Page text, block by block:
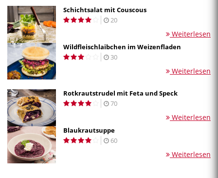
Schichtsalat mit Couscous
20
Weiterlesen
Wildfleischlaibchen im Weizenfladen
30
Weiterlesen
Rotkrautstrudel mit Feta und Speck
70
Weiterlesen
Blaukrautsuppe
60
Weiterlesen